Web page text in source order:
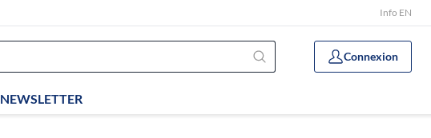
Info EN
Connexion
NEWSLETTER